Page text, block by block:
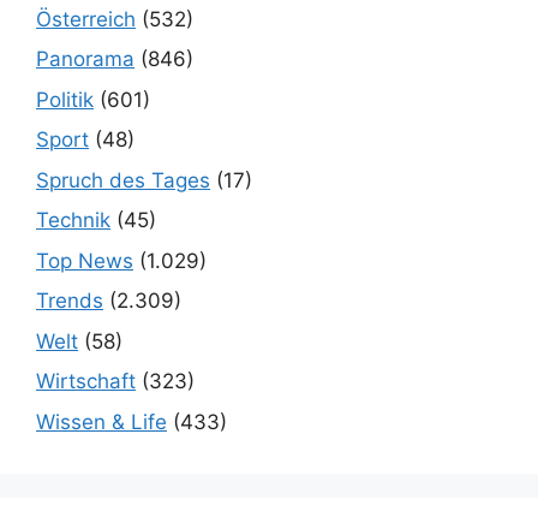
Österreich (532)
Panorama (846)
Politik (601)
Sport (48)
Spruch des Tages (17)
Technik (45)
Top News (1.029)
Trends (2.309)
Welt (58)
Wirtschaft (323)
Wissen & Life (433)